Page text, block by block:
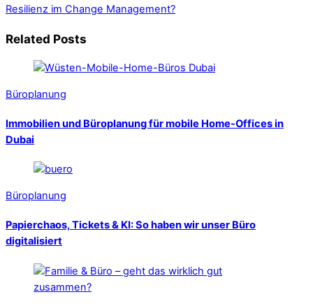
Resilienz im Change Management?
Related Posts
Büroplanung
Immobilien und Büroplanung für mobile Home-Offices in
Dubai
Büroplanung
Papierchaos, Tickets & KI: So haben wir unser Büro
digitalisiert